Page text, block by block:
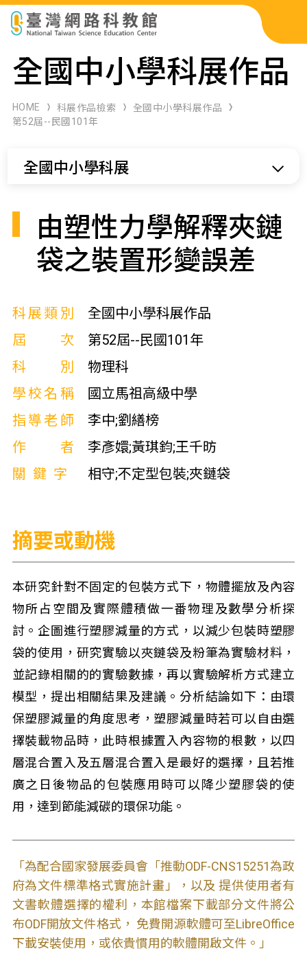
科展作品檢索
科學研習月刊
全國中小學科展作品
HOME 科展作品檢索
全國中小學科展作品
第52屆--民國101年
全國中小學科展
由塑性力學解釋夾鏈
袋之裝置形變誤差
科展類別
全國中小學科展作品
屆次
第52屆--民國101年
科別
物理科
學校名稱
國立馬祖高級中學
指導老師
李中;劉繕榜
作者
李彥嬛;黃琪鈞;王千昉
關鍵字
相守;不定型包裝;夾鏈袋
摘要或動機
本研究針對不固定的包裝方式下，物體擺放及內容
物所占空間及實際體積做一番物理及數學分析探
討。企圖進行塑膠減量的方式，以減少包裝時塑膠
袋的使用，研究實驗以夾鏈袋及粉筆為實驗材料，
並記錄相關的的實驗數據，再以實驗解析方式建立
模型，提出相關結果及建議。分析結論如下：由環
保塑膠減量的角度思考，塑膠減量時若可以自由選
擇裝載物品時，此時根據置入內容物的根數，以四
層混合置入及五層混合置入是最好的選擇，且若推
廣之日後物品的包裝應用時可以降少塑膠袋的使
用，達到節能減碳的環保功能。
「為配合國家發展委員會「推動ODF-CNS15251為政
府為文件標準格式實施計畫」，以及 提供使用者有
文書軟體選擇的權利，本館檔案下載部分文件將公
布ODF開放文件格式， 免費開源軟體可至LibreOffice
下載安裝使用，或依貴慣用的軟體開啟文件。」